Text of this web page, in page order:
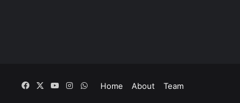
Home About Team
FacebookYouTubeInstagram
WhatsApp